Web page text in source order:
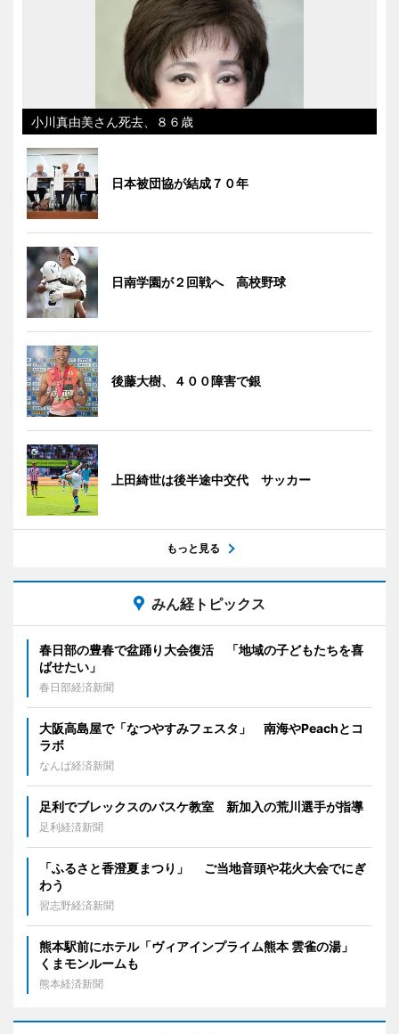
小川真由美さん死去、８６歳
日本被団協が結成７０年
日南学園が２回戦へ 高校野球
後藤大樹、４００障害で銀
上田綺世は後半途中交代 サッカー
もっと見る
みん経トピックス
春日部の豊春で盆踊り大会復活 「地域の子どもたちを喜
ばせたい」
春日部経済新聞
大阪高島屋で「なつやすみフェスタ」 南海やPeachとコ
ラボ
なんば経済新聞
足利でブレックスのバスケ教室 新加入の荒川選手が指導
足利経済新聞
「ふるさと香澄夏まつり」 ご当地音頭や花火大会でにぎ
わう
習志野経済新聞
熊本駅前にホテル「ヴィアインプライム熊本 雲雀の湯」
くまモンルームも
熊本経済新聞